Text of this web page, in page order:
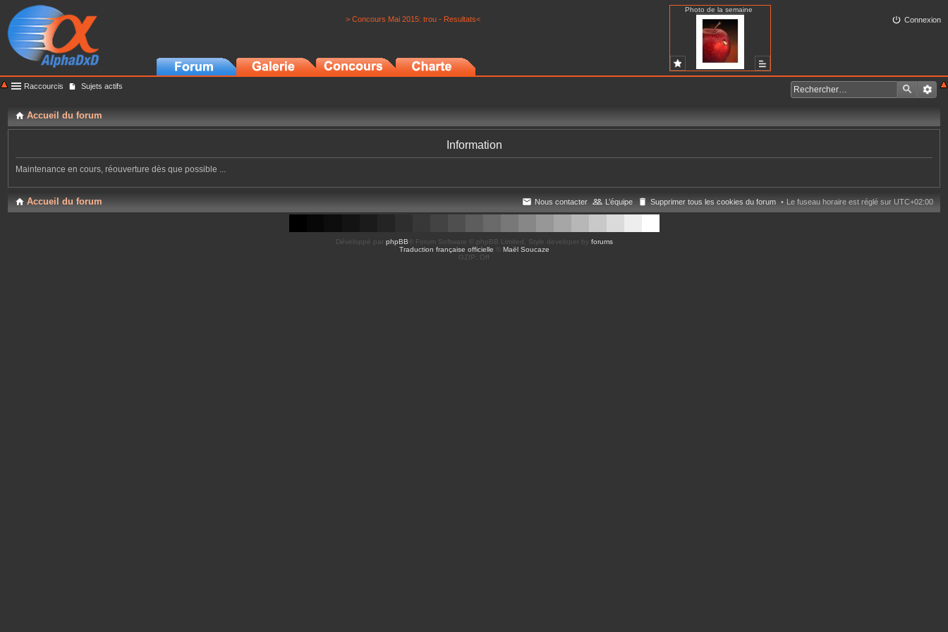
> Concours Mai 2015: trou - Resultats<
Photo de la semaine
Connexion
Raccourcis Sujets actifs
Accueil du forum
Information
Maintenance en cours, réouverture dès que possible ...
Accueil du forum Le fuseau horaire est réglé sur UTC+02:00
Supprimer tous les cookies du forum
L’équipe
Nous contacter
Développé par phpBB ® Forum Software © phpBB Limited , Style developer by forums
Traduction française officielle
Maël Soucaze
GZIP: Off